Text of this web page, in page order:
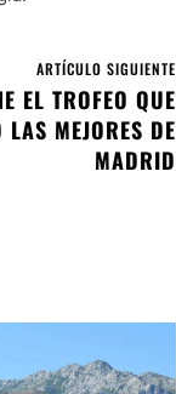
ARTÍCULO SIGUIENTE
EL TROFEO QUE
MEJORES DE
MADRID